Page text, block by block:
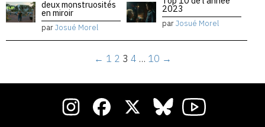
deux monstruosités
en miroir
parJosué Morel
2023
parJosué Morel
← 1 2 3 4 … 10 →